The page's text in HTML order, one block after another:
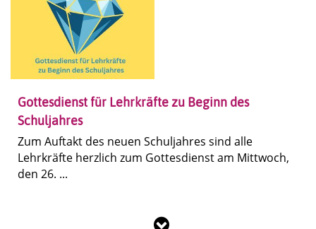
Gottesdienst für Lehrkräfte zu Beginn des
Schuljahres
Zum Auftakt des neuen Schuljahres sind alle
Lehrkräfte herzlich zum Gottesdienst am Mittwoch,
den 26. ...